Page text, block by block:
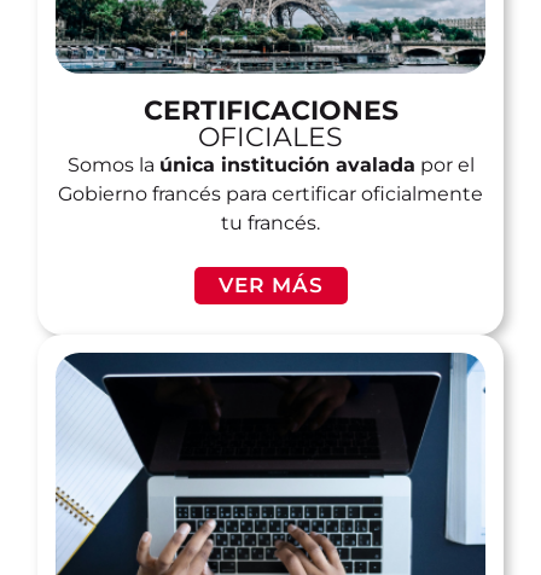
CERTIFICACIONES
OFICIALES
Somos la única institución avalada por el
Gobierno francés para certificar oficialmente
tu francés.
VER MÁS